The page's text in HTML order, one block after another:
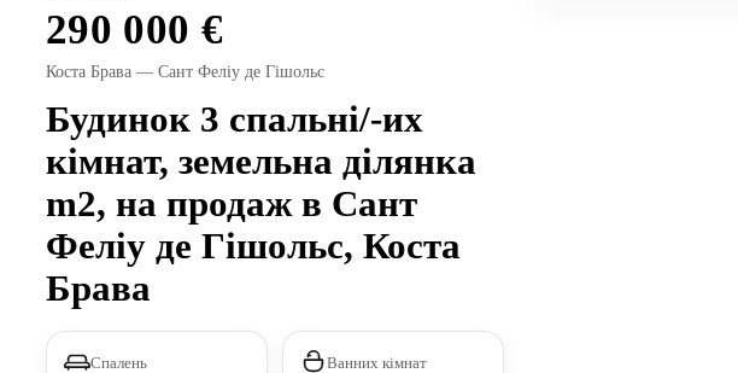
290 000
Коста Брава — Сант Феліу де Гішольс
Будинок 3 спальні/-их
кімнат, земельна ділянка
m2, на продаж в Сант
Феліу де Гішольс, Коста
Брава
Спалень Ванних кімнат